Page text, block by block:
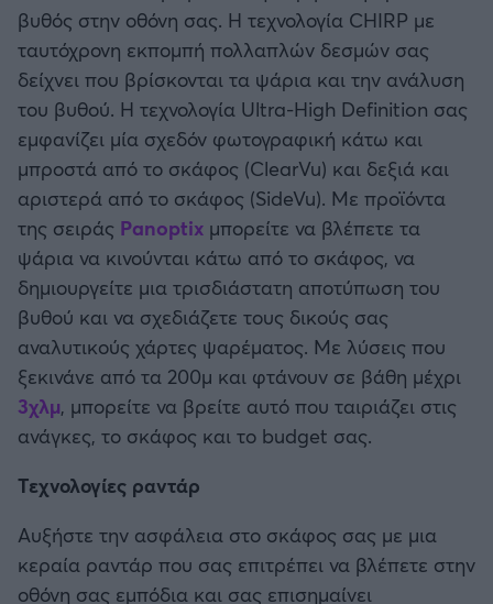
βυθός στην οθόνη σας. H τεχνολογία CHIRP με
ταυτόχρονη εκπομπή πολλαπλών δεσμών σας
δείχνει που βρίσκονται τα ψάρια και την ανάλυση
του βυθού. Η τεχνολογία Ultra-High Definition σας
εμφανίζει μία σχεδόν φωτογραφική κάτω και
μπροστά από το σκάφος (ClearVu) και δεξιά και
αριστερά από το σκάφος (SideVu). Με προϊόντα
της σειράς Panoptix μπορείτε να βλέπετε τα
ψάρια να κινούνται κάτω από το σκάφος, να
δημιουργείτε μια τρισδιάστατη αποτύπωση του
βυθού και να σχεδιάζετε τους δικούς σας
αναλυτικούς χάρτες ψαρέματος. Με λύσεις που
ξεκινάνε από τα 200μ και φτάνουν σε βάθη μέχρι
3χλμ, μπορείτε να βρείτε αυτό που ταιριάζει στις
ανάγκες, το σκάφος και το budget σας.
Τεχνολογίες ραντάρ
Αυξήστε την ασφάλεια στο σκάφος σας με μια
κεραία ραντάρ που σας επιτρέπει να βλέπετε στην
οθόνη σας εμπόδια και σας επισημαίνει